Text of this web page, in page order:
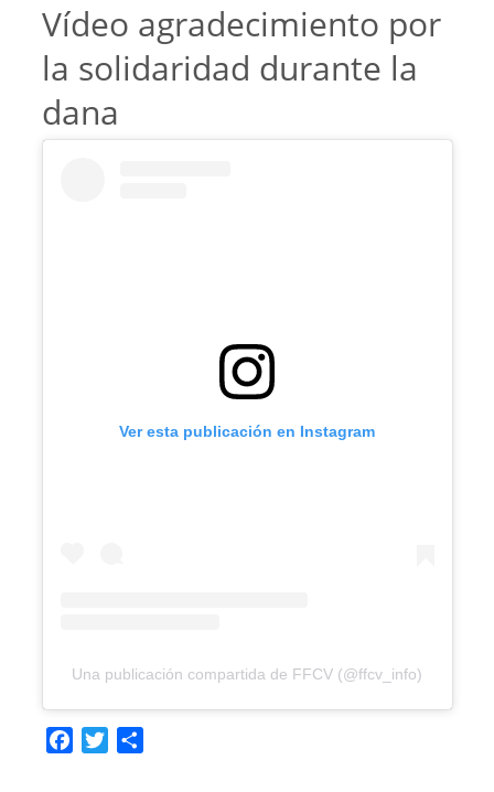
Vídeo agradecimiento por
la solidaridad durante la
dana
Ver esta publicación en Instagram
Una publicación compartida de FFCV (@ffcv_info)
Facebook
Twitter